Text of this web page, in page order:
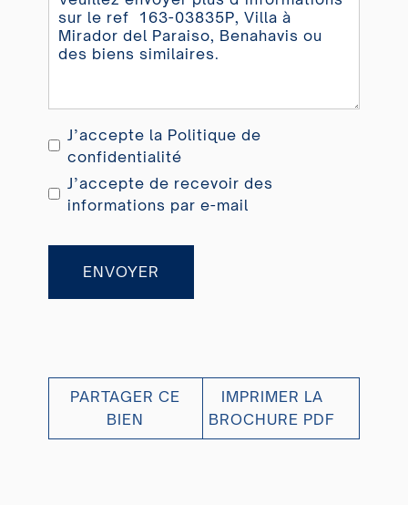
J’accepte la Politique de
confidentialité
J’accepte de recevoir des
informations par e-mail
ENVOYER
PARTAGER CE
BIEN
IMPRIMER LA
BROCHURE PDF